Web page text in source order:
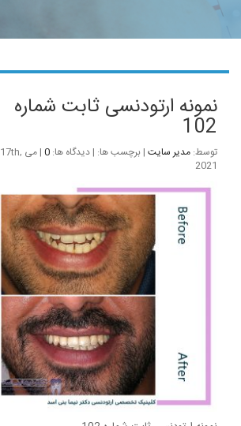
نمونه ارتودنسی ثابت شماره
102
توسط: مدیر سایت | برچسب ها: | دیدگاه ها: 0
| می 17th,
2021